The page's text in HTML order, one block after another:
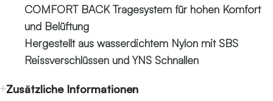
COMFORT BACK Tragesystem für hohen Komfort
und Belüftung
Hergestellt aus wasserdichtem Nylon mit SBS
Reissverschlüssen und YNS Schnallen
Zusätzliche Informationen